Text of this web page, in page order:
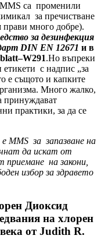
са променили
за пречистване
много добре).
за дезинфекция
DIN ЕN 12671 и в
–W291.Но въпреки
с надпис „за
е същото и капките
Много жалко,
принуждават
практики, за да се
MMS за запазване на
да искат от
на закони,
избор за здравето
Диоксид
на хлорен
от Judith R.